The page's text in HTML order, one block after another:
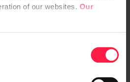
of our websites. Our
tämä kokouskutsu ovat saatavilla
ja